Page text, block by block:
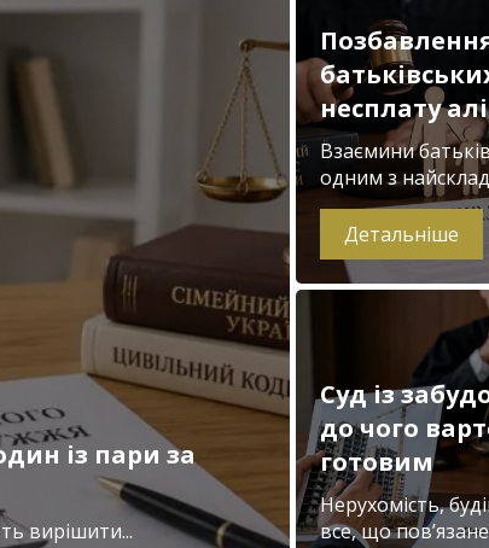
із пари за
вирішити...
несплату
Взаємини
одним з
Детальніше
Суд із
до чого
готовим
Нерухомість,
все, що